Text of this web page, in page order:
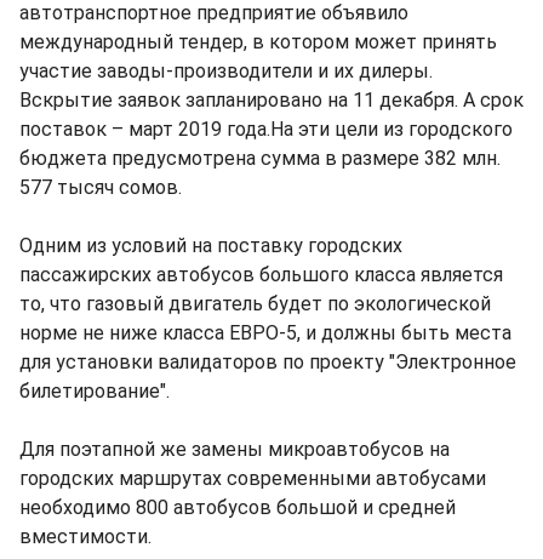
автотранспортное предприятие объявило
международный тендер, в котором может принять
участие заводы-производители и их дилеры.
Вскрытие заявок запланировано на 11 декабря. А срок
поставок – март 2019 года.На эти цели из городского
бюджета предусмотрена сумма в размере 382 млн.
577 тысяч сомов.
Одним из условий на поставку городских
пассажирских автобусов большого класса является
то, что газовый двигатель будет по экологической
норме не ниже класса ЕВРО-5, и должны быть места
для установки валидаторов по проекту "Электронное
билетирование".
Для поэтапной же замены микроавтобусов на
городских маршрутах современными автобусами
необходимо 800 автобусов большой и средней
вместимости.